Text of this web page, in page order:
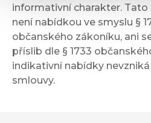
informativní charakter.
není nabídkou ve smyslu §
občanského zákoníku, ani
příslib dle § 1733
indikativní nabídky
smlouvy.